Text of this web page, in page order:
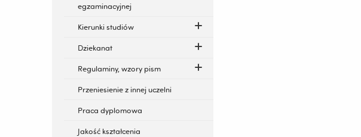
egzaminacyjnej
Kierunki studiów
Dziekanat
Regulaminy, wzory pism
Przeniesienie z innej uczelni
Praca dyplomowa
Jakość kształcenia